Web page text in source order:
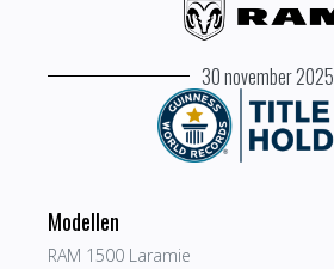
30 november 2025
Modellen
RAM 1500 Laramie